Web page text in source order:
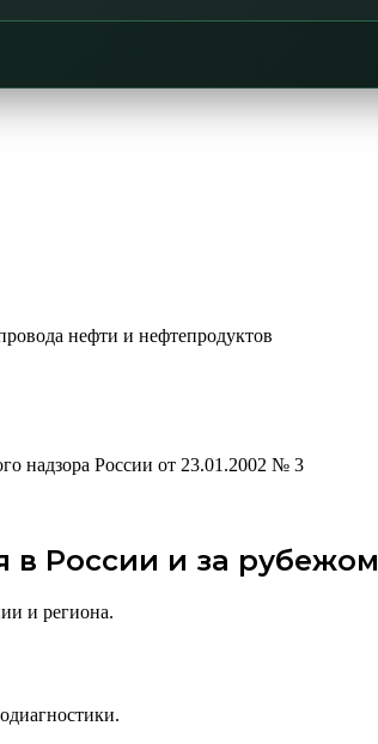
нефти и нефтепродуктов
надзора России от 23.01.2002 № 3
в России и за рубежом
и региона.